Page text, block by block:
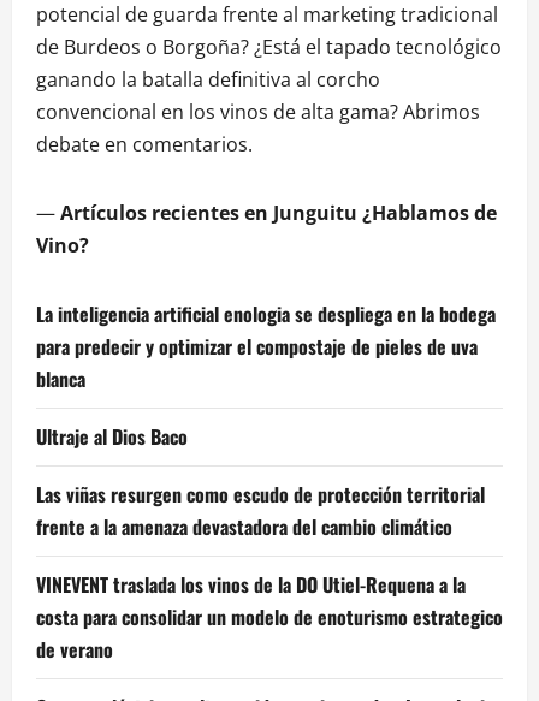
potencial de guarda frente al marketing tradicional
de Burdeos o Borgoña? ¿Está el tapado tecnológico
ganando la batalla definitiva al corcho
convencional en los vinos de alta gama? Abrimos
debate en comentarios.
—Artículos recientes en Junguitu ¿Hablamos de
Vino?
La inteligencia artificial enologia se despliega en la bodega
para predecir y optimizar el compostaje de pieles de uva
blanca
Ultraje al Dios Baco
Las viñas resurgen como escudo de protección territorial
frente a la amenaza devastadora del cambio climático
VINEVENT traslada los vinos de la DO Utiel-Requena a la
costa para consolidar un modelo de enoturismo estrategico
de verano